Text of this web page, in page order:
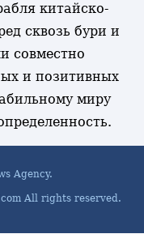
китайско-
сквозь бури и
совместно
и позитивных
миру
Agency.
All rights reserved.